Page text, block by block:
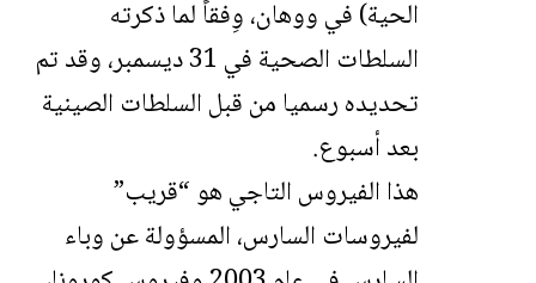
الحية) في ووهان، وِفقاً لما ذكرته
السلطات الصحية في 31 ديسمبر، وقد تم
تحديده رسميا من قبل السلطات الصينية
بعد أسبوع.
هذا الفيروس التاجي هو “قريب”
لفيروسات السارس، المسؤولة عن وباء